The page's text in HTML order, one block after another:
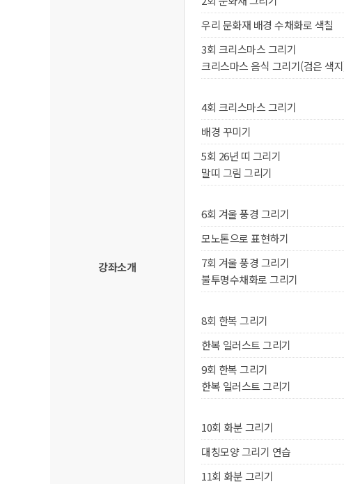
강좌소개
우리 문화재 배경 수채화로 색칠
3회 크리스마스 그리기
크리스마스 음식 그리기(검은 색
4회 크리스마스 그리기
배경 꾸미기
5회 26년 띠 그리기
말띠 그림 그리기
6회 겨울 풍경 그리기
모노톤으로 표현하기
7회 겨울 풍경 그리기
불투명수채화로 그리기
8회 한복 그리기
한복 일러스트 그리기
9회 한복 그리기
한복 일러스트 그리기
10회 화분 그리기
대칭모양 그리기 연습
11회 화분 그리기